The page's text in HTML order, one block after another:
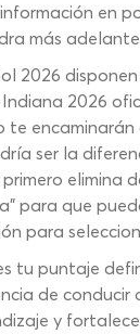
en
más
2026
2026
ser la
para que
para
tu puntaje
de
y